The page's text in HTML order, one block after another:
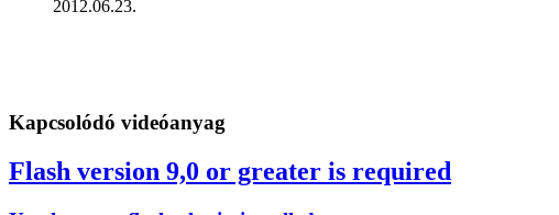
2012.06.23.
Kapcsolódó videóanyag
Flash version 9,0 or greater is required